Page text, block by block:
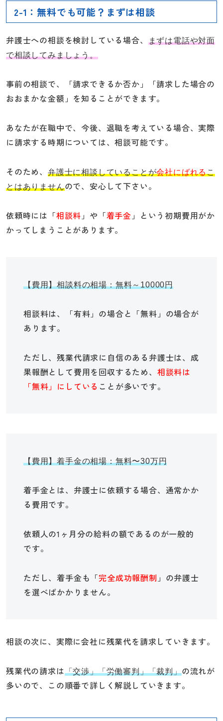
2-1：無料でも可能？まずは相談
弁護士への相談を検討している場合、
まずは電話や対面
で相談してみましょう。
事前の相談で、「請求できるか否か」「請求した場合の
おおまかな金額」を知ることができます。
あなたが在職中で、今後、退職を考えている場合、実際
に請求する時期については、相談可能です。
そのため、 弁護士に相談していることが会社にばれるこ
とはありませんので、安心して下さい。
依頼時には「相談料 」や「着手金 」という初期費用がか
かってしまうことがあります。
【費用】相談料の相場：無料～10000円
相談料は、「有料」の場合と「無料」の場合が
あります。
ただし、残業代請求に自信のある弁護士は、成
果報酬として費用を回収するため、 相談料は
「無料」にしている ことが多いです。
【費用】着手金の相場：無料〜30万円
着手金とは、弁護士に依頼する場合、通常かか
る費用です。
依頼人の1ヶ月分の給料の額であるのが一般的
です。
ただし、着手金も「完全成功報酬制 」の弁護士
を選べばかかりません。
相談の次に、実際に会社に残業代を請求していきます。
残業代の請求は「交渉」「労働審判」「裁判」の流れが
多いので、この順番で詳しく解説していきます。